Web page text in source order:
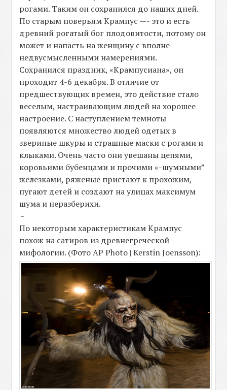
рогами. Таким он сохранился до наших дней.
По старым поверьям Крампус —- это и есть
древний рогатый бог плодовитости, потому он
может и напасть на женщину с вполне
недвусмысленными намерениями.
Сохранился праздник, «Крампусиана», он
проходит 4-6 декабря. В отличие от
предшествующих времен, это действие стало
веселым, настраивающим людей на хорошее
настроение. С наступлением темноты
появляются множество людей одетых в
звериные шкуры и страшные маски с рогами и
клыками. Очень часто они увешаны цепями,
коровьими бубенцами и прочими «-шумными”
железками, ряженые пристают к прохожим,
пугают детей и создают на улицах максимум
шума и неразберихи.
-
По некоторым характеристикам Крампус
похож на сатиров из древнегреческой
мифологии. (Фото AP Photo | Kerstin Joensson):